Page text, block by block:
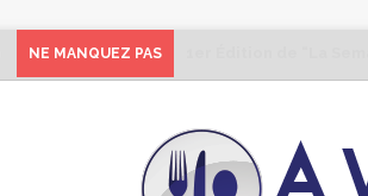
NE MANQUEZ PAS